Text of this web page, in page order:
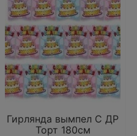
Гирлянда вымпел С ДР
Торт 180см